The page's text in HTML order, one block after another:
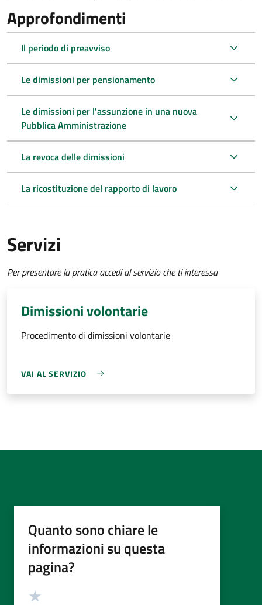
Approfondimenti
Il periodo di preavviso
Le dimissioni per pensionamento
Le dimissioni per l'assunzione in una nuova
Pubblica Amministrazione
La revoca delle dimissioni
La ricostituzione del rapporto di lavoro
Servizi
Per presentare la pratica accedi al servizio che ti interessa
Dimissioni volontarie
Procedimento di dimissioni volontarie
VAI AL SERVIZIO
Quanto sono chiare le
informazioni su questa
pagina?
Valutazione